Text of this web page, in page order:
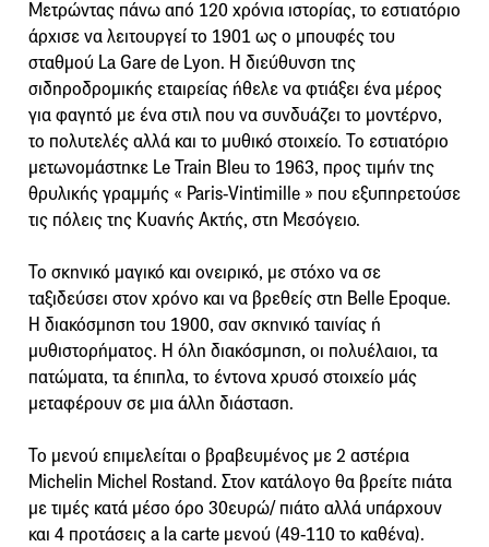
Μετρώντας πάνω από 120 χρόνια ιστορίας, το εστιατόριο
άρχισε να λειτουργεί το 1901 ως ο μπουφές του
σταθμού La Gare de Lyon. Η διεύθυνση της
σιδηροδρομικής εταιρείας ήθελε να φτιάξει ένα μέρος
για φαγητό με ένα στιλ που να συνδυάζει το μοντέρνο,
το πολυτελές αλλά και το μυθικό στοιχείο. Το εστιατόριο
μετωνομάστηκε Le Train Bleu το 1963, προς τιμήν της
θρυλικής γραμμής « Paris-Vintimille » που εξυπηρετούσε
τις πόλεις της Κυανής Ακτής, στη Μεσόγειο.
Το σκηνικό μαγικό και ονειρικό, με στόχο να σε
ταξιδεύσει στον χρόνο και να βρεθείς στη Belle Epoque.
H διακόσμηση του 1900, σαν σκηνικό ταινίας ή
μυθιστορήματος. Η όλη διακόσμηση, οι πολυέλαιοι, τα
πατώματα, τα έπιπλα, το έντονα χρυσό στοιχείο μάς
μεταφέρουν σε μια άλλη διάσταση.
Το μενού επιμελείται ο βραβευμένος με 2 αστέρια
Michelin Michel Rostand. Στον κατάλογο θα βρείτε πιάτα
με τιμές κατά μέσο όρο 30ευρώ/ πιάτο αλλά υπάρχουν
και 4 προτάσεις a la carte μενού (49-110 το καθένα).